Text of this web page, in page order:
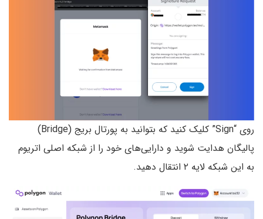
روی “Sign” کلیک کنید که بتوانید به پورتال بریج (Bridge)
پالیگان هدایت شوید و دارایی‌های خود را از شبکه اصلی اتریوم
به این شبکه لایه ۲ انتقال دهید.